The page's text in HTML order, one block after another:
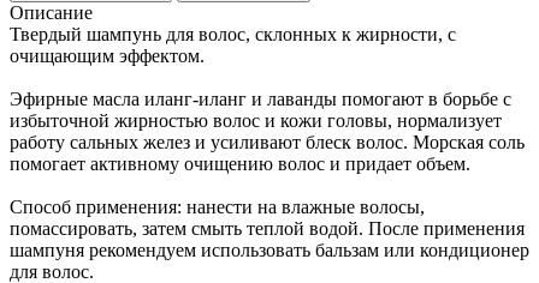
Описание
Твердый шампунь для волос, склонных к жирности, с
очищающим эффектом.
Эфирные масла иланг-иланг и лаванды помогают в борьбе с
избыточной жирностью волос и кожи головы, нормализует
работу сальных желез и усиливают блеск волос. Морская соль
помогает активному очищению волос и придает объем.
Способ применения: нанести на влажные волосы,
помассировать, затем смыть теплой водой. После применения
шампуня рекомендуем использовать бальзам или кондиционер
для волос.